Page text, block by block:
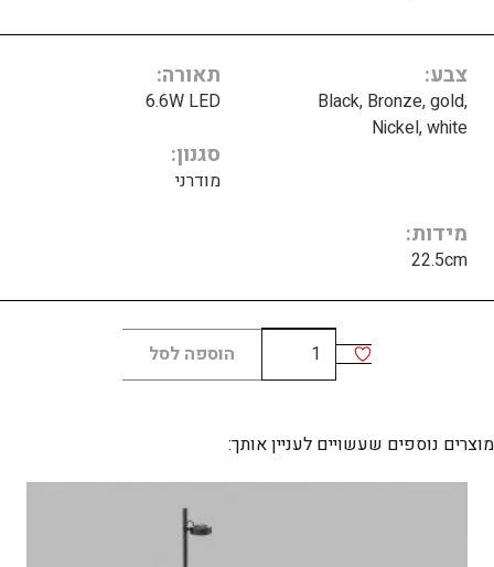
צבע
Black, Bronze, gold,
Nickel, white
תאורה
6.6W LED
סגנון
מודרני
מידות
22.5cm
כמות
של
twin
הוספה לסל
מוצרים נוספים שעשויים לעניין אותך: